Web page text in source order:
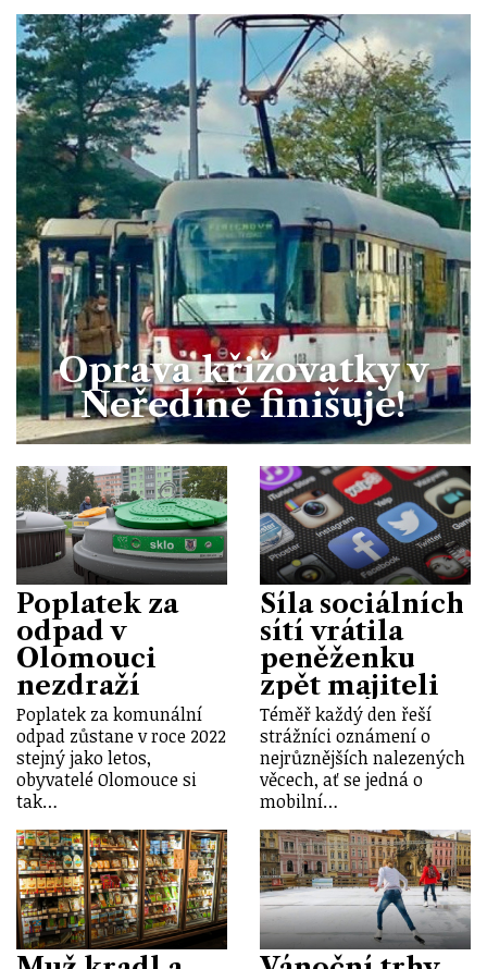
Oprava křižovatky v
Neředíně finišuje!
Poplatek za
odpad v
Olomouci
nezdraží
Poplatek za komunální
odpad zůstane v roce 2022
stejný jako letos,
obyvatelé Olomouce si
tak…
Síla sociálních
sítí vrátila
peněženku
zpět majiteli
Téměř každý den řeší
strážníci oznámení o
nejrůznějších nalezených
věcech, ať se jedná o
mobilní…